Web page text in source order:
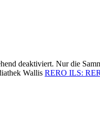
deaktiviert. Nur die
Wallis RERO ILS: